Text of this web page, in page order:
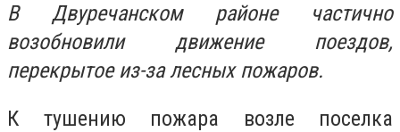
В Двуречанском районе частично
возобновили движение поездов,
перекрытое из-за лесных пожаров.
К тушению пожара возле поселка